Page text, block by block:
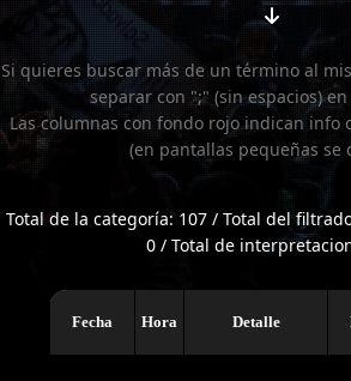
Si quieres buscar más de un término al
separar con ";" (sin espacios)
Las columnas con fondo rojo indican info
(en pantallas pequeñas se
Total de la categoría: 107 / Total del
0 / Total de
Fecha Hora Detalle